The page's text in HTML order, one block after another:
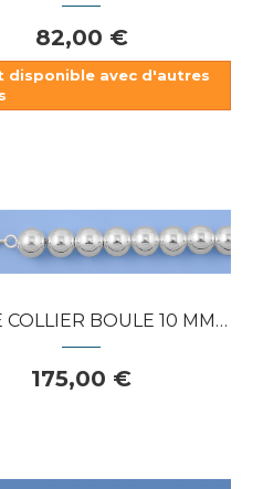
82,00 €
disponible avec d'autres
BOULE 10 MM ARGENT 925
175,00 €